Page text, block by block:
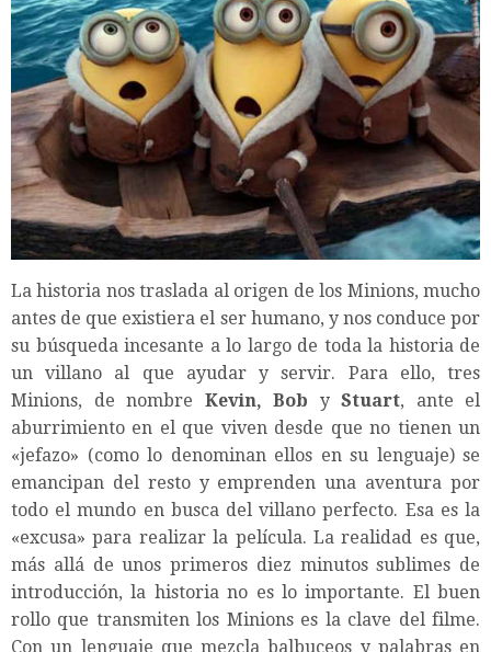
La historia nos traslada al origen de los Minions, mucho
antes de que existiera el ser humano, y nos conduce por
su búsqueda incesante a lo largo de toda la historia de
un villano al que ayudar y servir. Para ello, tres
Minions, de nombre Kevin, Bob y Stuart, ante el
aburrimiento en el que viven desde que no tienen un
«jefazo» (como lo denominan ellos en su lenguaje) se
emancipan del resto y emprenden una aventura por
todo el mundo en busca del villano perfecto. Esa es la
«excusa» para realizar la película. La realidad es que,
más allá de unos primeros diez minutos sublimes de
introducción, la historia no es lo importante. El buen
rollo que transmiten los Minions es la clave del filme.
Con un lenguaje que mezcla balbuceos y palabras en